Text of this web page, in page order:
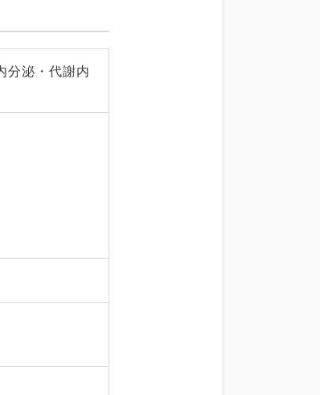
分泌・代謝内